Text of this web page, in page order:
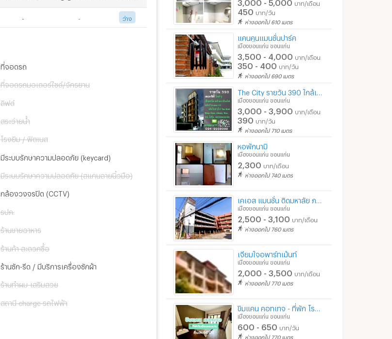
ว่าง
ที่จอดรถ
ที่จอดรถมอเตอร์ไซด์/จักรยาน
ลิฟต์
สระว่ายน้ำ
โรงยิม / ฟิตเนส
มีระบบรักษาความปลอดภัย (keycard)
มีระบบรักษาความปลอดภัย (สแกนลายนิ้วมือ)
กล้องวงจรปิด (CCTV)
รปภ.
ร้านขายอาหาร
ร้านค้า สะดวกซื้อ
ร้านซัก-รีด / มีบริการเครื่องซักผ้า
ร้านทำผม-เสริมสวย
สถานี charge รถไฟฟ้า
3,000 - 5,000 บาท/เดือน
450 บาท/วัน
ห่างออกไป 610 เมตร
แคนคูนแมนชั่นปาร์ค
เมืองขอนแก่น ขอนแก่น
3,500 - 4,000 บาท/เดือน
350 - 400 บาท/วัน
ห่างออกไป 690 เมตร
เมืองขอนแก่น ขอนแก่น
3,000 - 3,900 บาท/เดือน
390 บาท/วัน
ห่างออกไป 710 เมตร
หอพักนามิ
เมืองขอนแก่น ขอนแก่น
2,300 บาท/เดือน
ห่างออกไป 740 เมตร
เมืองขอนแก่น ขอนแก่น
2,500 - 3,100 บาท/เดือน
ห่างออกไป 760 เมตร
เจียมใจอพาร์ทเม้นท์
เมืองขอนแก่น ขอนแก่น
2,000 - 3,500 บาท/เดือน
ห่างออกไป 770 เมตร
เมืองขอนแก่น ขอนแก่น
600 - 650 บาท/วัน
ห่างออกไป 770 เมตร